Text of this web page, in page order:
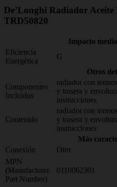
De’Longhi Radiador
TRD50820
Impacto
Eficiencia
Energética
G
Otros
Componentes
Incluidos
radiador con
y trasera y
instrucciones
Contenido
radiador con
y trasera y
instrucciones
Más
Conexión
Otro
MPN
(Manufacturer
Part Number)
0110062301